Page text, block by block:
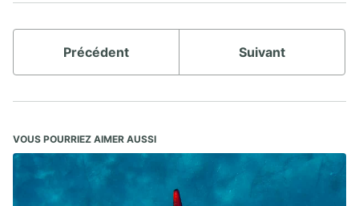
Précédent Suivant
VOUS POURRIEZ AIMER AUSSI